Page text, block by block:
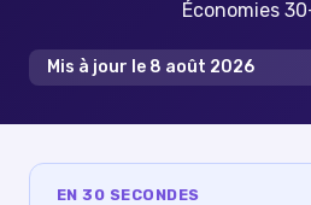
Économies
Mis à jour le 8 août 2026
EN 30 SECONDES